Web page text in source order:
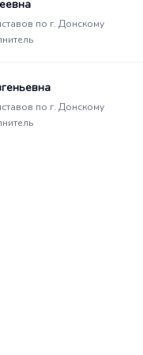
по г. Донскому
по г. Донскому